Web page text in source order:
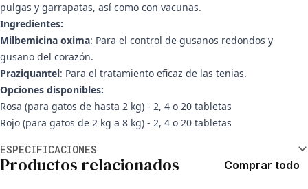
pulgas y garrapatas, así como con vacunas.
Ingredientes:
Milbemicina oxima: Para el control de gusanos redondos y
gusano del corazón.
Praziquantel: Para el tratamiento eficaz de las tenias.
Opciones disponibles:
Rosa (para gatos de hasta 2 kg) - 2, 4 o 20 tabletas
Rojo (para gatos de 2 kg a 8 kg) - 2, 4 o 20 tabletas
ESPECIFICACIONES
Productos relacionados Comprar todo